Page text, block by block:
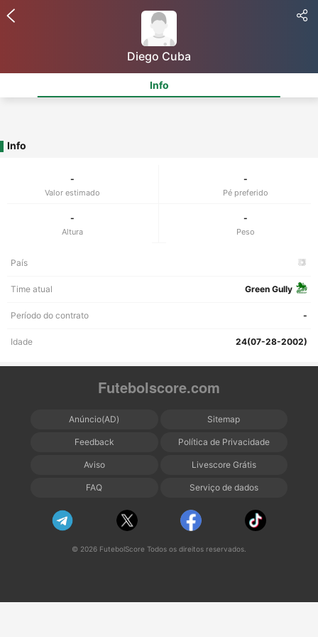
Diego Cuba
Info
Info
-
Valor estimado
-
Pé preferido
-
Altura
-
Peso
País
Time atual Green Gully
Período do contrato -
Idade 24(07-28-2002)
Futebolscore.com
Anúncio(AD) Sitemap
Feedback Política de Privacidade
Aviso Livescore Grátis
FAQ Serviço de dados
© 2026 FutebolScore Todos os direitos reservados.